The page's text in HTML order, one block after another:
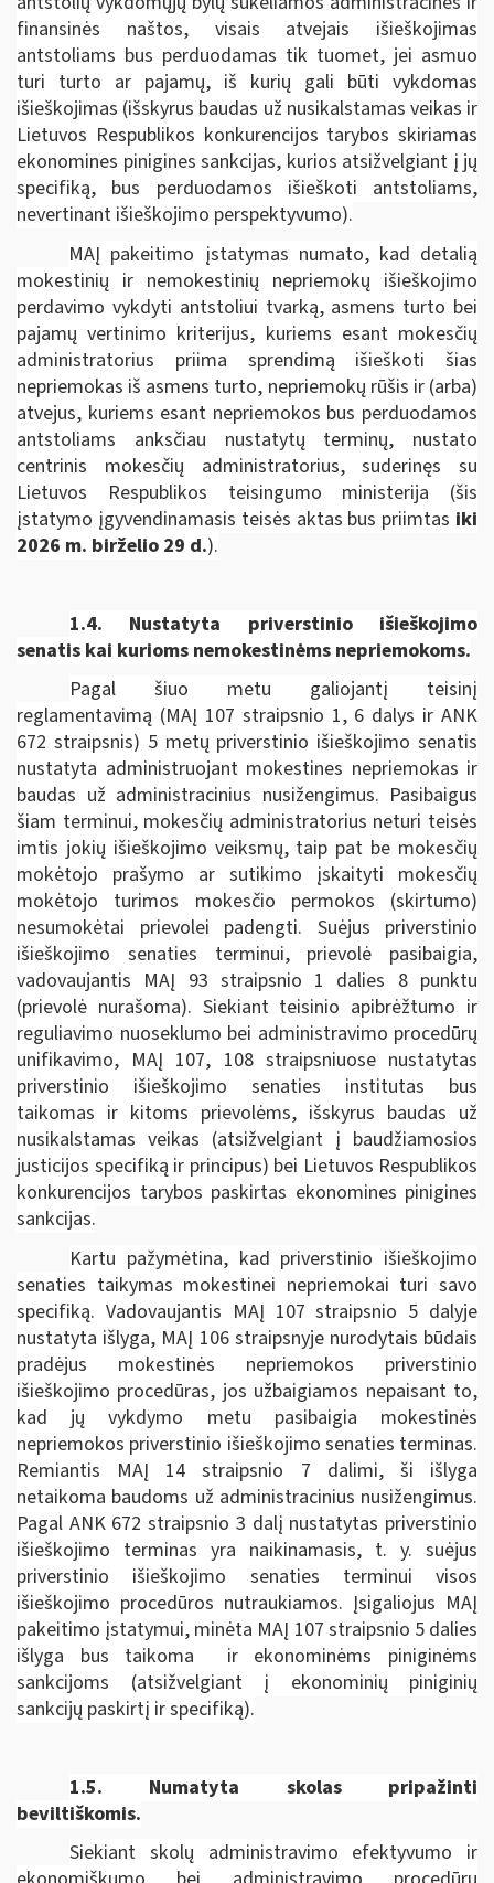
finansinės naštos, visais atvejais išieškojimas
antstoliams bus perduodamas tik tuomet, jei asmuo
turi turto ar pajamų, iš kurių gali būti vykdomas
išieškojimas (išskyrus baudas už nusikalstamas veikas ir
Lietuvos Respublikos konkurencijos tarybos skiriamas
ekonomines pinigines sankcijas, kurios atsižvelgiant į jų
specifiką, bus perduodamos išieškoti antstoliams,
nevertinant išieškojimo perspektyvumo).
MAĮ pakeitimo įstatymas numato, kad detalią
mokestinių ir nemokestinių nepriemokų išieškojimo
perdavimo vykdyti antstoliui tvarką, asmens turto bei
pajamų vertinimo kriterijus, kuriems esant mokesčių
administratorius priima sprendimą išieškoti šias
nepriemokas iš asmens turto, nepriemokų rūšis ir (arba)
atvejus, kuriems esant nepriemokos bus perduodamos
antstoliams anksčiau nustatytų terminų, nustato
centrinis mokesčių administratorius, suderinęs su
Lietuvos Respublikos teisingumo ministerija
(šis
įstatymo įgyvendinamasis teisės aktas bus priimtas iki
2026 m. birželio 29 d.).
1.4. Nustatyta priverstinio išieškojimo
senatis kai kurioms nemokestinėms nepriemokoms.
Pagal šiuo metu galiojantį teisinį
reglamentavimą (MAĮ 107 straipsnio 1, 6 dalys ir ANK
672 straipsnis) 5 metų priverstinio išieškojimo senatis
nustatyta administruojant mokestines nepriemokas ir
baudas už administracinius nusižengimus. Pasibaigus
šiam terminui, mokesčių administratorius neturi teisės
imtis jokių išieškojimo veiksmų, taip pat be mokesčių
mokėtojo prašymo ar sutikimo įskaityti mokesčių
mokėtojo turimos mokesčio permokos (skirtumo)
nesumokėtai prievolei padengti. Suėjus priverstinio
išieškojimo senaties terminui, prievolė pasibaigia,
vadovaujantis MAĮ 93 straipsnio 1 dalies 8 punktu
(prievolė nurašoma). Siekiant teisinio apibrėžtumo ir
reguliavimo nuoseklumo bei administravimo procedūrų
unifikavimo, MAĮ 107, 108 straipsniuose nustatytas
priverstinio išieškojimo senaties institutas bus
taikomas ir kitoms prievolėms, išskyrus baudas už
nusikalstamas veikas (atsižvelgiant į baudžiamosios
justicijos specifiką ir principus) bei Lietuvos Respublikos
konkurencijos tarybos paskirtas ekonomines pinigines
sankcijas.
Kartu pažymėtina, kad priverstinio išieškojimo
senaties taikymas mokestinei nepriemokai turi savo
specifiką. Vadovaujantis MAĮ 107 straipsnio 5 dalyje
nustatyta išlyga, MAĮ 106 straipsnyje nurodytais būdais
pradėjus mokestinės nepriemokos priverstinio
išieškojimo procedūras, jos užbaigiamos nepaisant to,
kad jų vykdymo metu pasibaigia mokestinės
nepriemokos priverstinio išieškojimo senaties terminas.
Remiantis MAĮ 14 straipsnio 7 dalimi, ši išlyga
netaikoma baudoms už administracinius nusižengimus.
Pagal ANK 672 straipsnio 3 dalį nustatytas priverstinio
išieškojimo terminas yra naikinamasis, t. y. suėjus
priverstinio išieškojimo senaties terminui visos
išieškojimo procedūros nutraukiamos. Įsigaliojus MAĮ
pakeitimo įstatymui, minėta MAĮ 107 straipsnio 5 dalies
išlyga bus taikoma ir ekonominėms piniginėms
sankcijoms (atsižvelgiant į ekonominių piniginių
sankcijų paskirtį ir specifiką).
1.5.
Numatyta skolas pripažinti
beviltiškomis.
Siekiant skolų administravimo efektyvumo ir